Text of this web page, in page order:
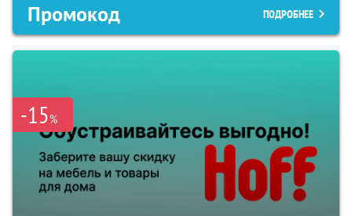
Промокод ПОДРОБНЕЕ
-15%